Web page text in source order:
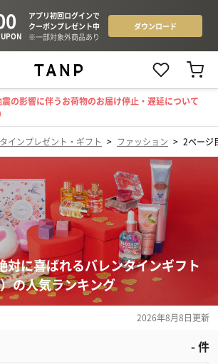
震の影響に伴うお荷物のお届け停止・遅延について
インプレゼント・ギフト > ファッション > 2ページ
対に喜ばれるバレンタインギフト
の人気ランキング
2026年8月8日更新
-件